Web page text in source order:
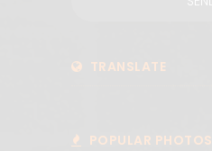
TRANSLATE
POPULAR PHOTOS